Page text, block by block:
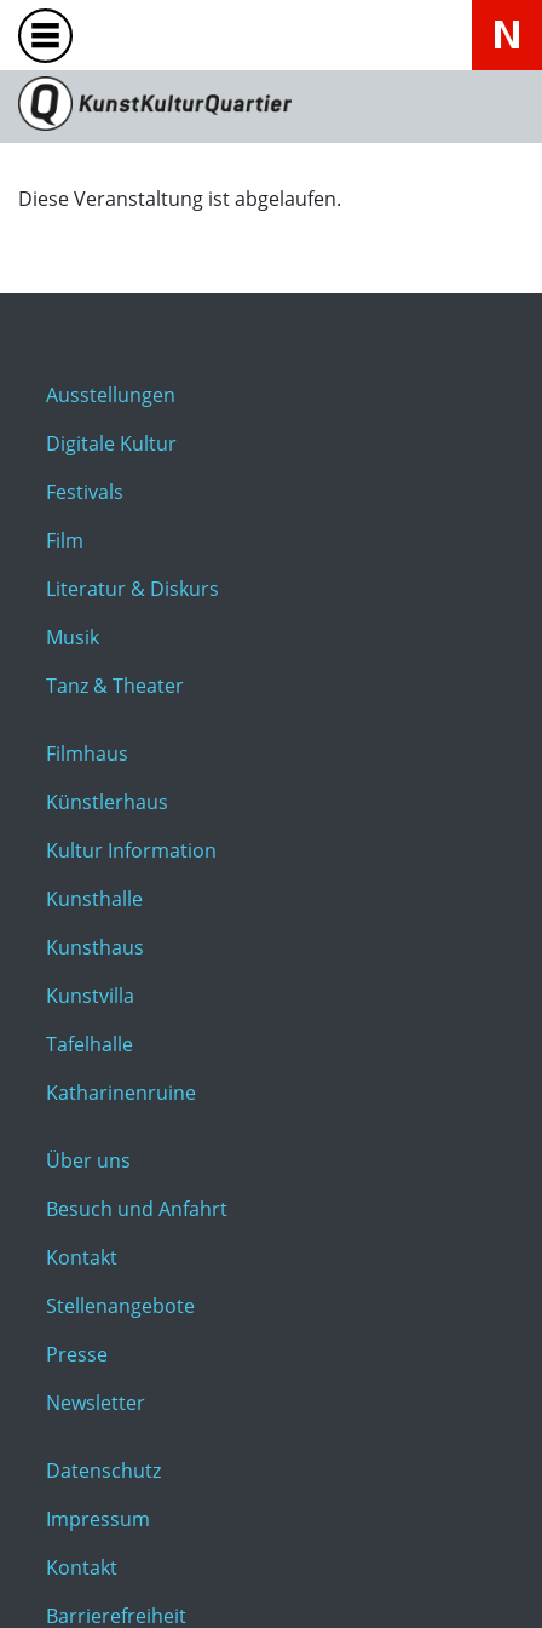
Diese Veranstaltung ist abgelaufen.
Ausstellungen
Digitale Kultur
Festivals
Film
Literatur & Diskurs
Musik
Tanz & Theater
Filmhaus
Künstlerhaus
Kultur Information
Kunsthalle
Kunsthaus
Kunstvilla
Tafelhalle
Katharinenruine
Über uns
Besuch und Anfahrt
Kontakt
Stellenangebote
Presse
Newsletter
Datenschutz
Impressum
Kontakt
Barrierefreiheit